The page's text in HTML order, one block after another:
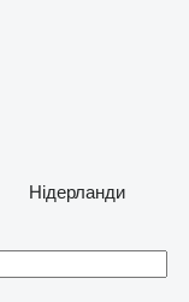
Нідерланди